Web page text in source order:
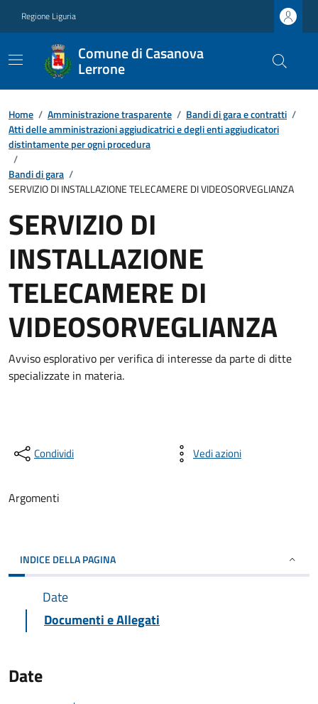
Regione Liguria
Comune di Casanova
Lerrone
Home / Amministrazione trasparente / Bandi di gara e contratti /
Atti delle amministrazioni aggiudicatrici e degli enti aggiudicatori
distintamente per ogni procedura
/
Bandi di gara /
SERVIZIO DI INSTALLAZIONE TELECAMERE DI VIDEOSORVEGLIANZA
SERVIZIO DI
INSTALLAZIONE
TELECAMERE DI
VIDEOSORVEGLIANZA
Avviso esplorativo per verifica di interesse da parte di ditte
specializzate in materia.
Condividi Vedi azioni
Argomenti
INDICE DELLA PAGINA
Date
Documenti e Allegati
Date